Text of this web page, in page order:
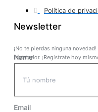
Política de
Newsletter
¡No te pierdas ninguna
Instalador. ¡Regístrate hoy
Name
Email